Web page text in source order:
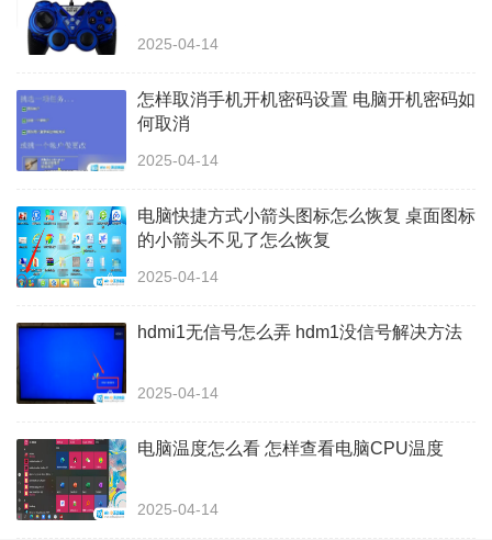
2025-04-14
怎样取消手机开机密码设置 电脑开机密码如
何取消
2025-04-14
电脑快捷方式小箭头图标怎么恢复 桌面图标
的小箭头不见了怎么恢复
2025-04-14
hdmi1无信号怎么弄 hdm1没信号解决方法
2025-04-14
电脑温度怎么看 怎样查看电脑CPU温度
2025-04-14